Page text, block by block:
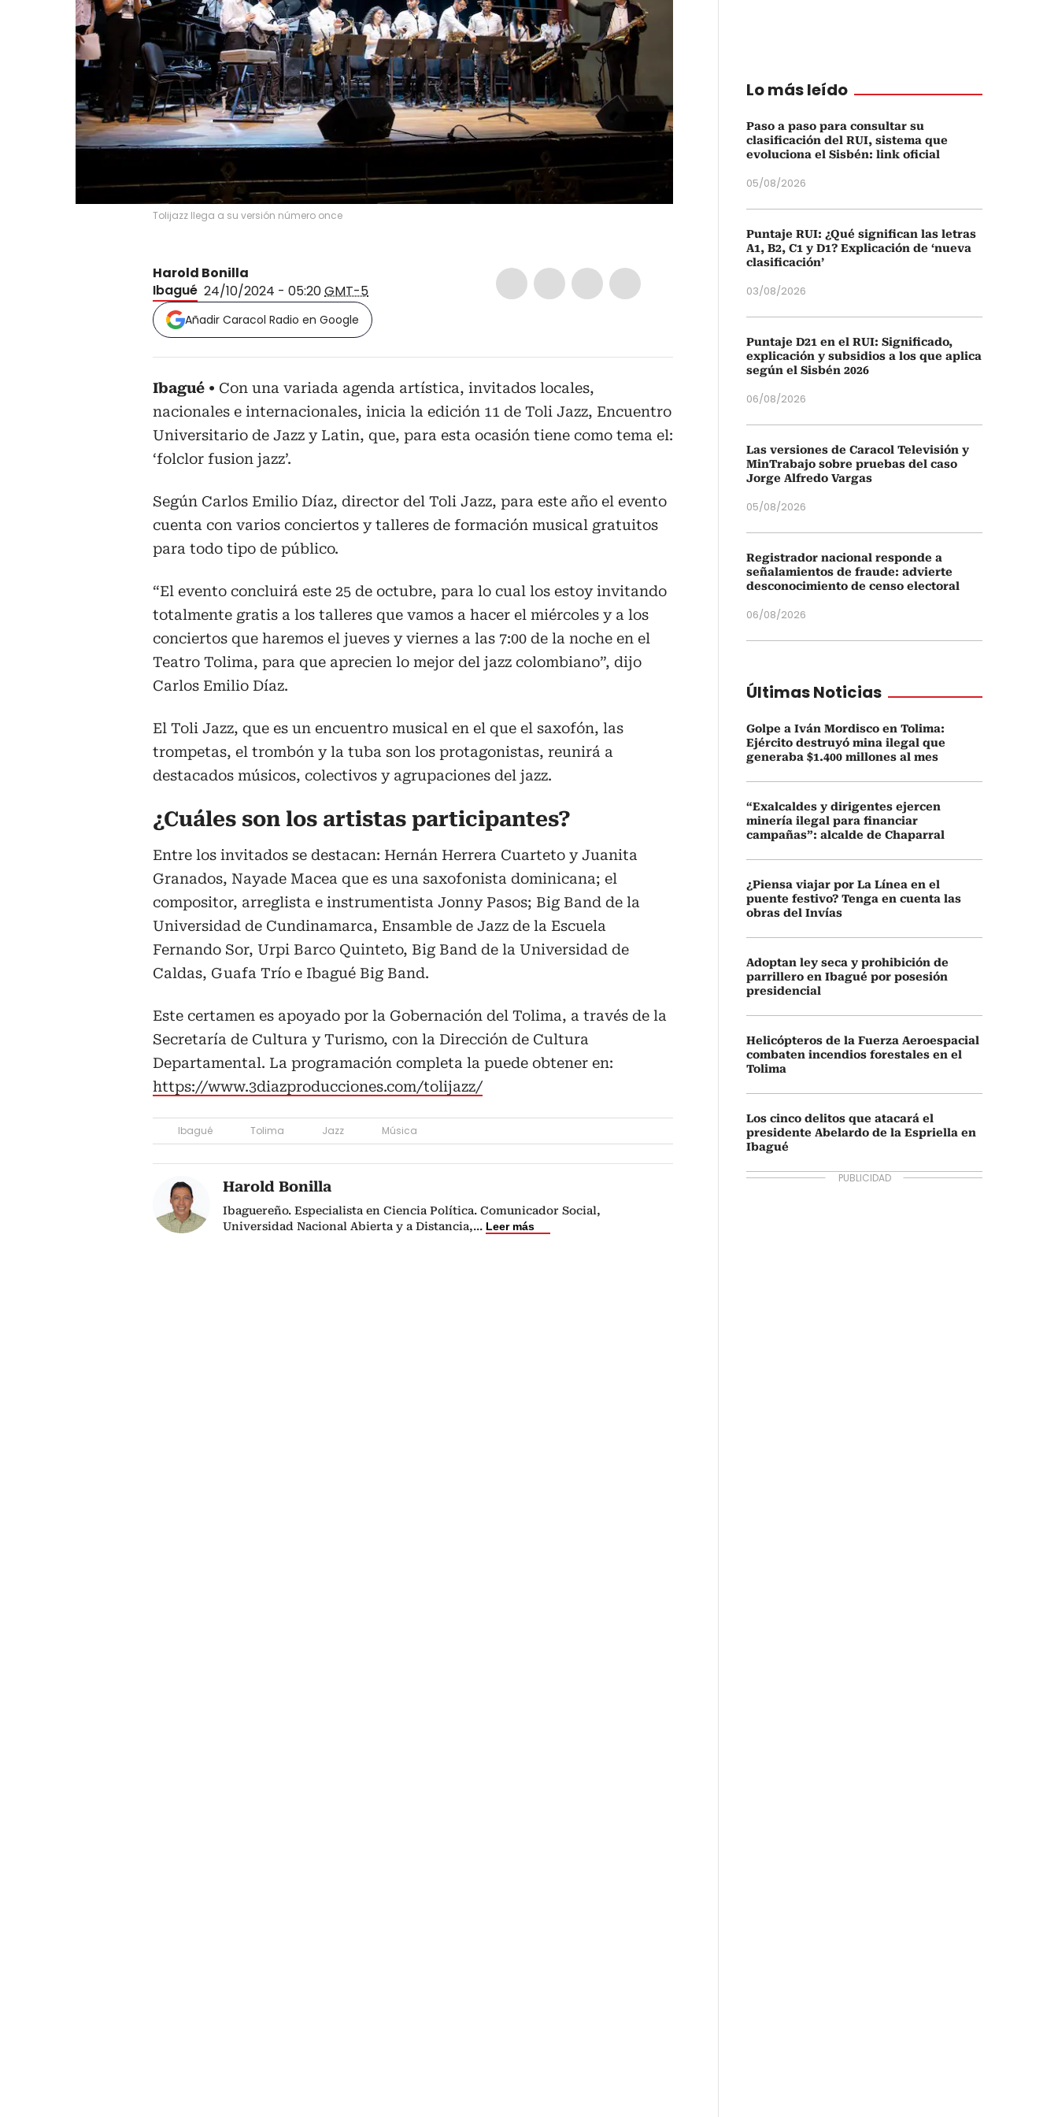
Tolijazz llega a su versión número once
Harold Bonilla
Ibagué 24/10/2024 - 05:20GMT-5
Añadir Caracol Radio en Google
Ibagué
Con una variada agenda artística, invitados locales,
nacionales e internacionales, inicia la edición 11 de Toli Jazz, Encuentro
Universitario de Jazz y Latin, que, para esta ocasión tiene como tema el:
‘folclor fusion jazz’.
Según Carlos Emilio Díaz, director del Toli Jazz, para este año el evento
cuenta con varios conciertos y talleres de formación musical gratuitos
para todo tipo de público.
“El evento concluirá este 25 de octubre, para lo cual los estoy invitando
totalmente gratis a los talleres que vamos a hacer el miércoles y a los
conciertos que haremos el jueves y viernes a las 7:00 de la noche en el
Teatro Tolima, para que aprecien lo mejor del jazz colombiano”, dijo
Carlos Emilio Díaz.
El Toli Jazz, que es un encuentro musical en el que el saxofón, las
trompetas, el trombón y la tuba son los protagonistas, reunirá a
destacados músicos, colectivos y agrupaciones del jazz.
¿Cuáles son los artistas participantes?
Entre los invitados se destacan: Hernán Herrera Cuarteto y Juanita
Granados, Nayade Macea que es una saxofonista dominicana; el
compositor, arreglista e instrumentista Jonny Pasos; Big Band de la
Universidad de Cundinamarca, Ensamble de Jazz de la Escuela
Fernando Sor, Urpi Barco Quinteto, Big Band de la Universidad de
Caldas, Guafa Trío e Ibagué Big Band.
Este certamen es apoyado por la Gobernación del Tolima, a través de la
Secretaría de Cultura y Turismo, con la Dirección de Cultura
Departamental. La programación completa la puede obtener en:
https://www.3diazproducciones.com/tolijazz/
Ibagué Tolima Jazz Música
Harold Bonilla
Ibaguereño. Especialista en Ciencia Política. Comunicador Social,
Universidad Nacional Abierta y a Distancia,... Leer más
Lo más leído
Paso a paso para consultar su
clasificación del RUI, sistema que
evoluciona el Sisbén: link oficial
05/08/2026
Puntaje RUI: ¿Qué significan las letras
A1, B2, C1 y D1? Explicación de ‘nueva
clasificación’
03/08/2026
Puntaje D21 en el RUI: Significado,
explicación y subsidios a los que aplica
según el Sisbén 2026
06/08/2026
Las versiones de Caracol Televisión y
MinTrabajo sobre pruebas del caso
Jorge Alfredo Vargas
05/08/2026
Registrador nacional responde a
señalamientos de fraude: advierte
desconocimiento de censo electoral
06/08/2026
Últimas Noticias
Golpe a Iván Mordisco en Tolima:
Ejército destruyó mina ilegal que
generaba $1.400 millones al mes
“Exalcaldes y dirigentes ejercen
minería ilegal para financiar
campañas”: alcalde de Chaparral
¿Piensa viajar por La Línea en el
puente festivo? Tenga en cuenta las
obras del Invías
Adoptan ley seca y prohibición de
parrillero en Ibagué por posesión
presidencial
Helicópteros de la Fuerza Aeroespacial
combaten incendios forestales en el
Tolima
Los cinco delitos que atacará el
presidente Abelardo de la Espriella en
Ibagué